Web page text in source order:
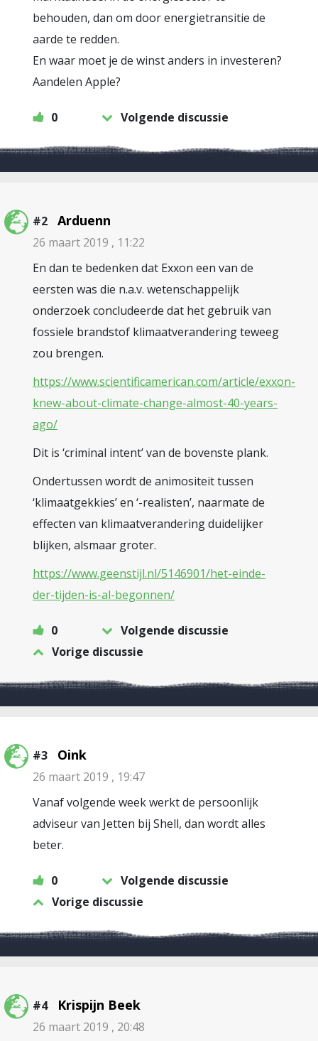
behouden, dan om door energietransitie de
aarde te redden.
En waar moet je de winst anders in investeren?
Aandelen Apple?
0 Volgende discussie
#2 Arduenn
26 maart 2019 , 11:22
En dan te bedenken dat Exxon een van de
eersten was die n.a.v. wetenschappelijk
onderzoek concludeerde dat het gebruik van
fossiele brandstof klimaatverandering teweeg
zou brengen.
https://www.scientificamerican.com/article/exxon-
knew-about-climate-change-almost-40-years-
ago/
Dit is ‘criminal intent’ van de bovenste plank.
Ondertussen wordt de animositeit tussen
‘klimaatgekkies’ en ‘-realisten’, naarmate de
effecten van klimaatverandering duidelijker
blijken, alsmaar groter.
https://www.geenstijl.nl/5146901/het-einde-
der-tijden-is-al-begonnen/
0
Volgende discussie
Vorige discussie
#3 Oink
26 maart 2019 , 19:47
Vanaf volgende week werkt de persoonlijk
adviseur van Jetten bij Shell, dan wordt alles
beter.
0
Volgende discussie
Vorige discussie
#4 Krispijn Beek
26 maart 2019 , 20:48